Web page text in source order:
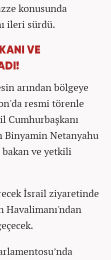
konusunda
ileri sürdü.
VE
arından bölgeye
resmi törenle
Cumhurbaşkanı
Binyamin Netanyahu
bakan ve yetkili
İsrail ziyaretinde
Havalimanı'ndan